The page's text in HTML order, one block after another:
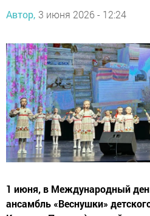
Автор, 3 июня 2026 - 12:24
1 июня, в Международный
ансамбль «Веснушки»